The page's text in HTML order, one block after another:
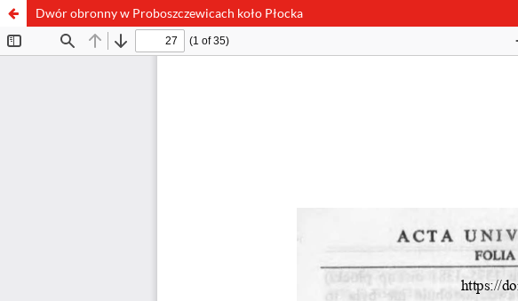
Dwór obronny w Proboszczewicach koło Płocka